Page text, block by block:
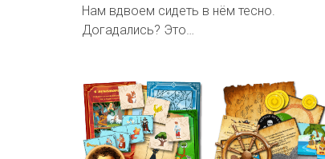
Нам вдвоем сидеть в нём тесно.
Догадались? Это…